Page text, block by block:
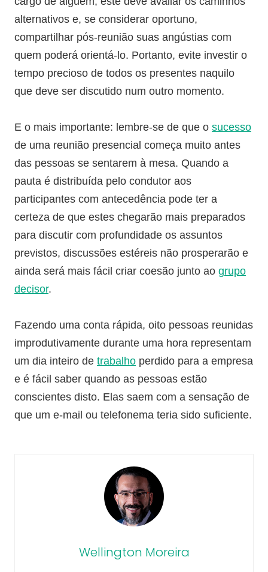
alternativos e, se considerar oportuno,
compartilhar pós-reunião suas angústias com
quem poderá orientá-lo. Portanto, evite investir o
tempo precioso de todos os presentes naquilo
que deve ser discutido num outro momento.
E o mais importante: lembre-se de que o sucesso
de uma reunião presencial começa muito antes
das pessoas se sentarem à mesa. Quando a
pauta é distribuída pelo condutor aos
participantes com antecedência pode ter a
certeza de que estes chegarão mais preparados
para discutir com profundidade os assuntos
previstos, discussões estéreis não prosperarão e
ainda será mais fácil criar coesão junto ao grupo
decisor.
Fazendo uma conta rápida, oito pessoas reunidas
improdutivamente durante uma hora representam
um dia inteiro de trabalho perdido para a empresa
e é fácil saber quando as pessoas estão
conscientes disto. Elas saem com a sensação de
que um e-mail ou telefonema teria sido suficiente.
Wellington Moreira